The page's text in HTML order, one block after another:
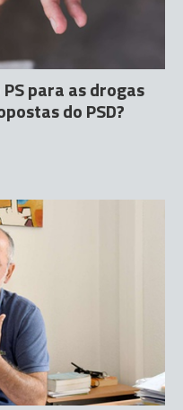
para as drogas
do PSD?